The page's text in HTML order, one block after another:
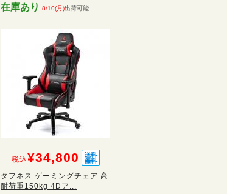
在庫あり 8/10(月)出荷可能
税込¥34,800
タフネス ゲーミングチェア 高
耐荷重150kg 4Dア...